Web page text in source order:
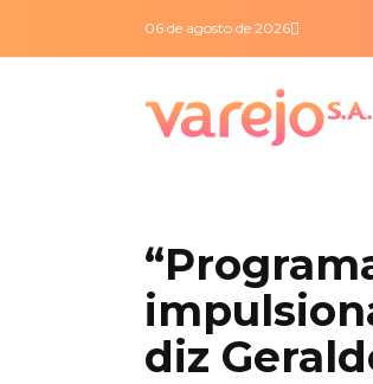
06 de agosto de 2026
diz